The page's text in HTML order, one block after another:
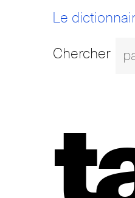
Le
Chercher